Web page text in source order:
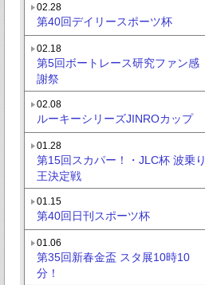
02.28
第40回デイリースポーツ杯
02.18
第5回ボートレース研究ファン感
謝祭
02.08
ルーキーシリーズJINROカップ
01.28
第15回スカパー！・JLC杯 波乗り
王決定戦
01.15
第40回日刊スポーツ杯
01.06
第35回新春金盃 スタ展10時10
分！